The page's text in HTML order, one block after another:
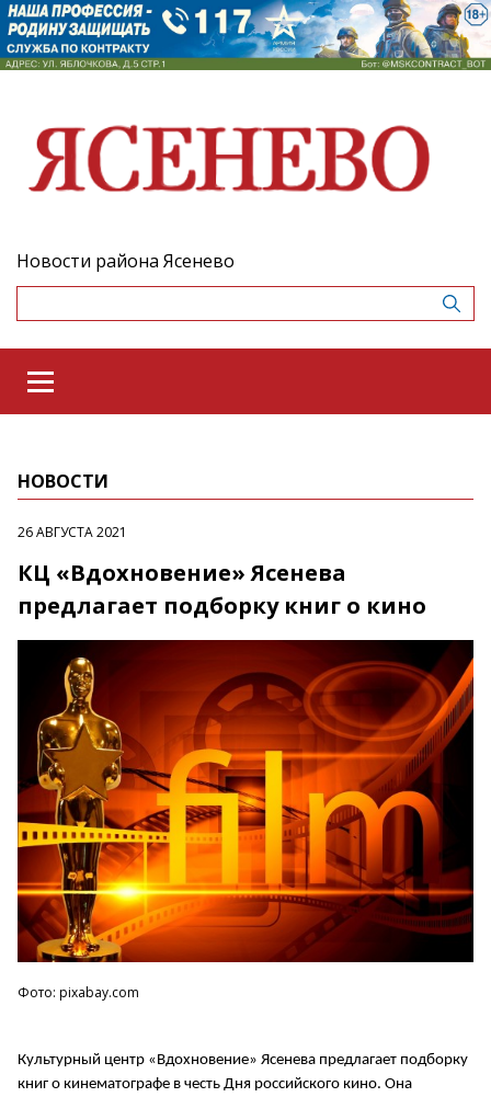
Новости района Ясенево
НОВОСТИ
26 АВГУСТА 2021
КЦ «Вдохновение» Ясенева
предлагает подборку книг о кино
Фото: pixabay.com
Культурный центр «Вдохновение» Ясенева предлагает подборку
книг о кинематографе в честь Дня российского кино. Она